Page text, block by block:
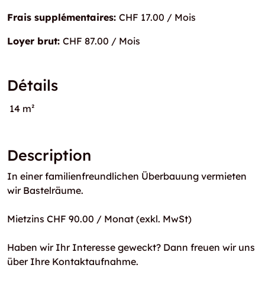
Frais supplémentaires: CHF 17.00 / Mois
Loyer brut: CHF 87.00 / Mois
Détails
14 m²
Description
In einer familienfreundlichen Überbauung vermieten
wir Bastelräume.
Mietzins CHF 90.00 / Monat (exkl. MwSt)
Haben wir Ihr Interesse geweckt? Dann freuen wir uns
über Ihre Kontaktaufnahme.